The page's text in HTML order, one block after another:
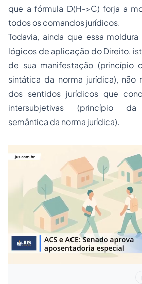
que a fórmula D(H->C) forja a
todos os comandos jurídicos.
Todavia, ainda que essa
lógicos de aplicação do Direito,
de sua manifestação (princípio
sintática da norma jurídica), não
dos sentidos jurídicos que
intersubjetivas (princípio da
semântica da norma jurídica).